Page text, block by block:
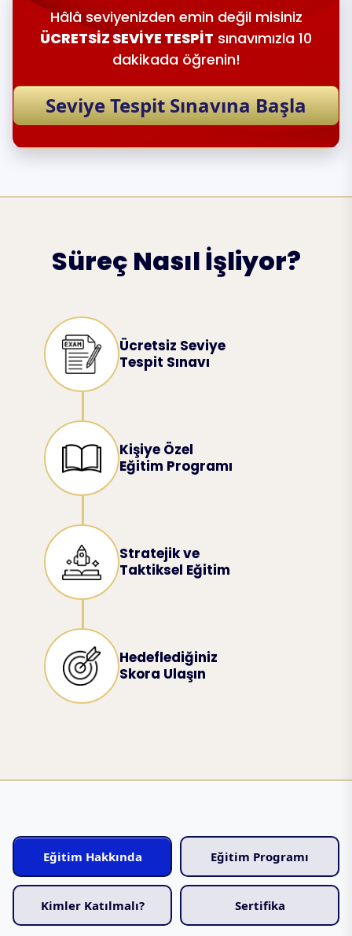
Hâlâ seviyenizden emin değil misiniz
ÜCRETSİZ SEVİYE TESPİT sınavımızla 10
dakikada öğrenin!
Seviye Tespit Sınavına Başla
Süreç Nasıl İşliyor?
Ücretsiz Seviye
Tespit Sınavı
Kişiye Özel
Eğitim Programı
Stratejik ve
Taktiksel Eğitim
Hedeflediğiniz
Skora Ulaşın
Eğitim Hakkında Eğitim Programı
Kimler Katılmalı? Sertifika